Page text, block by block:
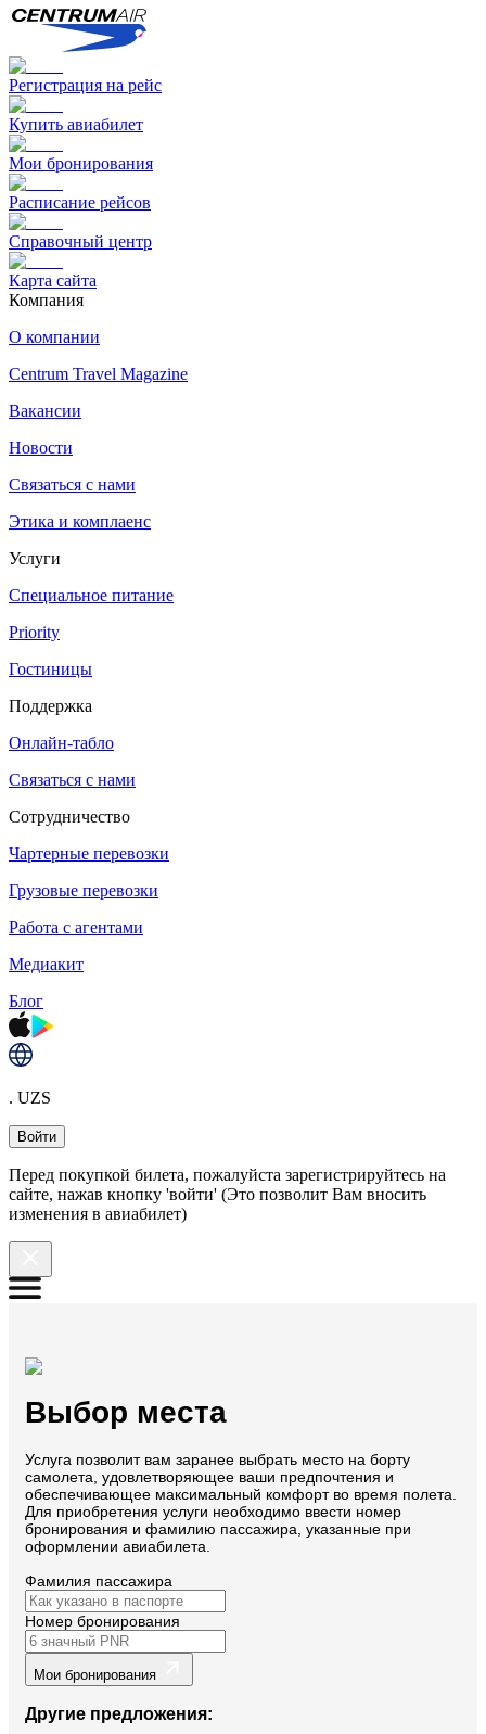
Регистрация на рейс
Купить авиабилет
Мои бронирования
Расписание рейсов
Справочный центр
Карта сайта
Компания
О компании
Centrum Travel Magazine
Вакансии
Новости
Связаться с нами
Этика и комплаенс
Услуги
Специальное питание
Priority
Гостиницы
Поддержка
Онлайн-табло
Связаться с нами
Сотрудничество
Чартерные перевозки
Грузовые перевозки
Работа с агентами
Медиакит
Блог
. UZS
Войти
Перед покупкой билета, пожалуйста зарегистрируйтесь на
сайте, нажав кнопку 'войти' (Это позволит Вам вносить
изменения в авиабилет)
Выбор места
Услуга позволит вам заранее выбрать место на борту
самолета, удовлетворяющее ваши предпочтения и
обеспечивающее максимальный комфорт во время полета.
Для приобретения услуги необходимо ввести номер
бронирования и фамилию пассажира, указанные при
оформлении авиабилета.
Фамилия пассажира
Номер бронирования
Мои бронирования
Другие предложения: